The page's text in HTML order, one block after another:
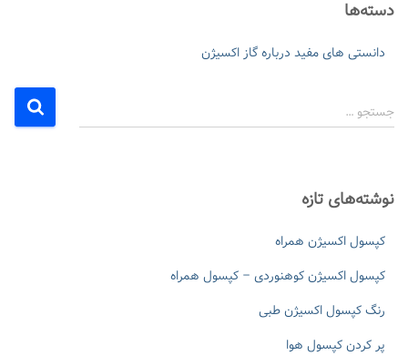
دسته‌ها
دانستی های مفید درباره گاز اکسیژن
س
ب
جستجو …
نوشته‌های تازه
کپسول اکسیژن همراه
کپسول اکسیژن کوهنوردی – کپسول همراه
رنگ کپسول اکسیژن طبی
پر کردن کپسول هوا